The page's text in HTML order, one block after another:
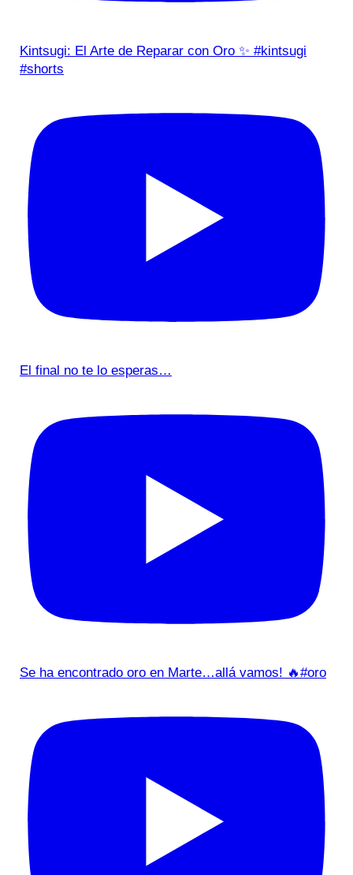
Kintsugi: El Arte de Reparar con Oro ✨ #kintsugi
#shorts
El final no te lo esperas…
Se ha encontrado oro en Marte…allá vamos! 🔥#oro